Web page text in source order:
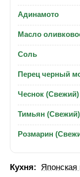
Адинамото
Масло
Соль
Перец черный
Чеснок (Свежий)
Тимьян (Свежий)
Розмарин
Кухня: Японская